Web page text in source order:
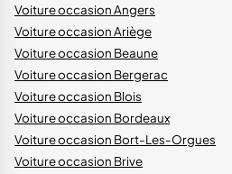
Voiture occasion Angers
Voiture occasion Ariège
Voiture occasion Beaune
Voiture occasion Bergerac
Voiture occasion Blois
Voiture occasion Bordeaux
Voiture occasion Bort-Les-Orgues
Voiture occasion Brive